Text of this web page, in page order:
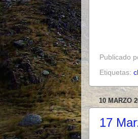
Publicado
Etiquetas:
10 MARZO
17